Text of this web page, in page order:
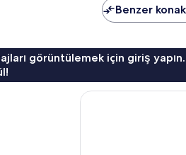
Benzer
görüntülemek için giriş